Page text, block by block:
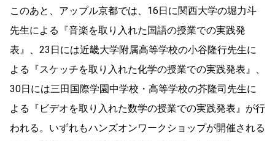
このあと、アップル京都では、16日に関西大学の堀力斗
先生による『音楽を取り入れた国語の授業での実践発
表』、23日には近畿大学附属高等学校の小谷隆行先生に
よる『スケッチを取り入れた化学の授業での実践発表』、
30日には三田国際学園中学校・高等学校の芥隆司先生に
よる『ビデオを取り入れた数学の授業での実践発表』が行
われる。いずれもハンズオンワークショップが開催される